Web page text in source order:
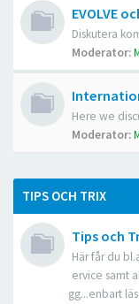
EVOLVE
Diskutera
Moderator:
Here we
Moderator:
TIPS OCH TRIX
Tips och
Här får du
ervice samt
gg...enbart